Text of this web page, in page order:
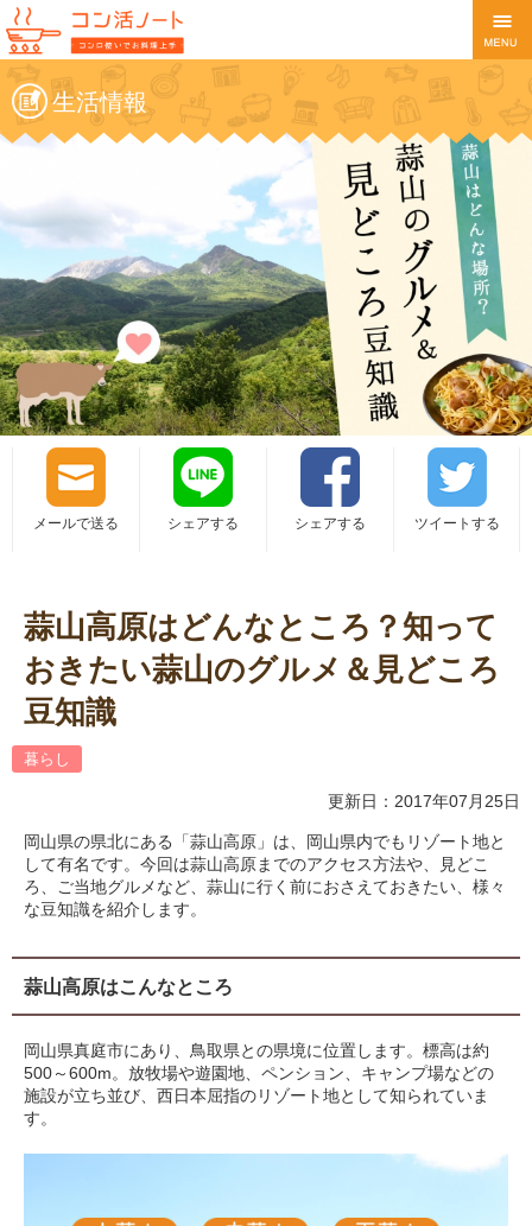
生活情報
メールで送る シェアする シェアする ツイートする
蒜山高原はどんなところ？知って
おきたい蒜山のグルメ＆見どころ
豆知識
暮らし
更新日：2017年07月25日
岡山県の県北にある「蒜山高原」は、岡山県内でもリゾート地と
して有名です。今回は蒜山高原までのアクセス方法や、見どこ
ろ、ご当地グルメなど、蒜山に行く前におさえておきたい、様々
な豆知識を紹介します。
蒜山高原はこんなところ
岡山県真庭市にあり、鳥取県との県境に位置します。標高は約
500～600m。放牧場や遊園地、ペンション、キャンプ場などの
施設が立ち並び、西日本屈指のリゾート地として知られていま
す。